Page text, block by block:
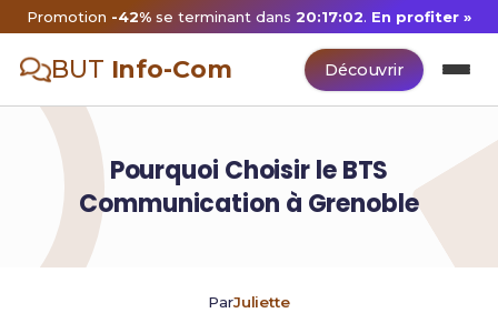
Promotion -42% se terminant dans 20:17:02. En profiter »
BUT Info-Com Découvrir
Pourquoi Choisir le BTS
Communication à Grenoble
ParJuliette